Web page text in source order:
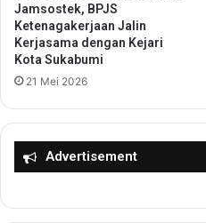
y
a
r
a
k
t
W
j
t
u
Z
a
k
y
a
Jamsostek, BPJS
Ketenagakerjaan Jalin
Kerjasama dengan Kejari
Kota Sukabumi
21 Mei 2026
Advertisement